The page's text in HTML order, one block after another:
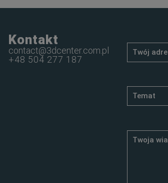
Kontakt
contact@3dcenter.com.pl
+48 504 277 187